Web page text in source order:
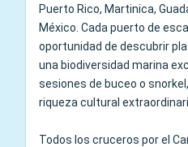
Puerto Rico, Martinica,
México. Cada puerto de
oportunidad de descubrir
una biodiversidad marina
sesiones de buceo o
riqueza cultural
Todos los cruceros por el